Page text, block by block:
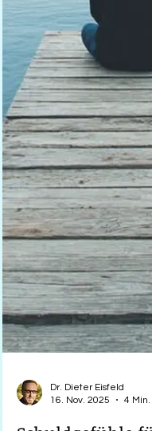
Dr. Dieter Eisfeld